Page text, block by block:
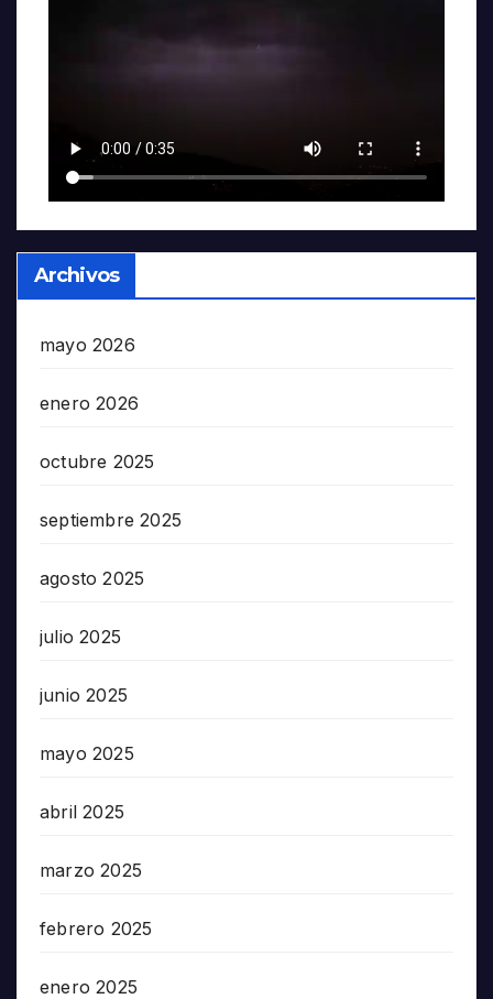
Archivos
mayo 2026
enero 2026
octubre 2025
septiembre 2025
agosto 2025
julio 2025
junio 2025
mayo 2025
abril 2025
marzo 2025
febrero 2025
enero 2025